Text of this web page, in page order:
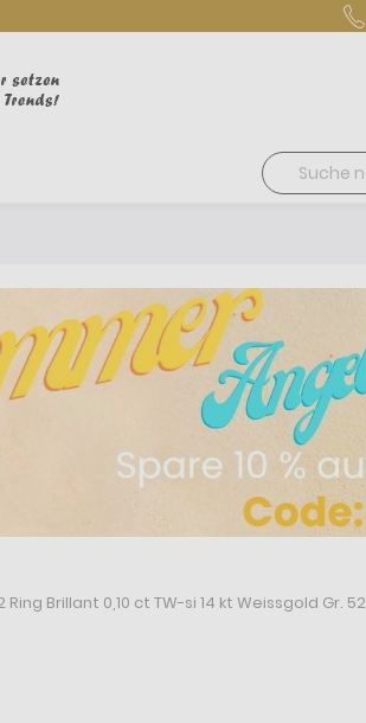
Suche
Brillant 0,10 ct TW-si 14 kt Weissgold Gr. 52